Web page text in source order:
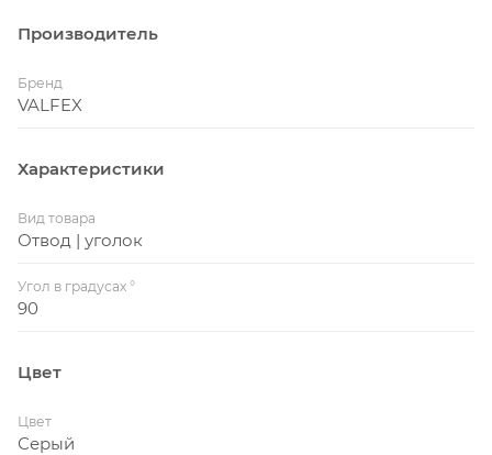
Производитель
Бренд
VALFEX
Характеристики
Вид товара
Отвод | уголок
Угол в градусах °
90
Цвет
Цвет
Серый